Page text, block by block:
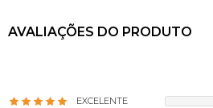
AVALIAÇÕES DO PRODUTO
EXCELENTE